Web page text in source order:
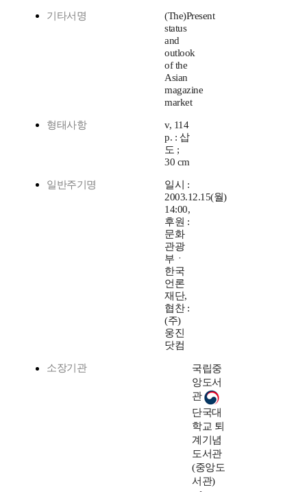
기타서명
(The)Present
status
and
outlook
of the
Asian
magazine
market
형태사항
v, 114
p. : 삽
도 ;
30 cm
일반주기명
일시 :
2003.12.15(월)
14:00,
후원 :
문화
관광
부ㆍ
한국
언론
재단,
협찬 :
(주)
웅진
닷컴
소장기관
국립중
앙도서
관
단국대
학교 퇴
계기념
도서관
(중앙도
서관)